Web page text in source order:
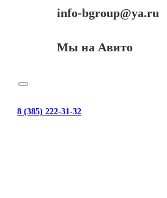
info-bgroup@ya.ru
Мы на Авито
8 (385) 222-31-32